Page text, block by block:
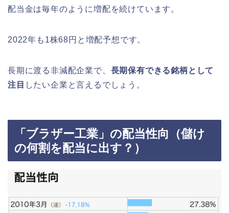
配当金は毎年のように増配を続けています。
2022年も1株68円と増配予想です。
長期に渡る非減配企業で、 長期保有できる銘柄として
注目 したい企業と言えるでしょう。
「ブラザー工業」の配当性向（儲け
の何割を配当に出す？）